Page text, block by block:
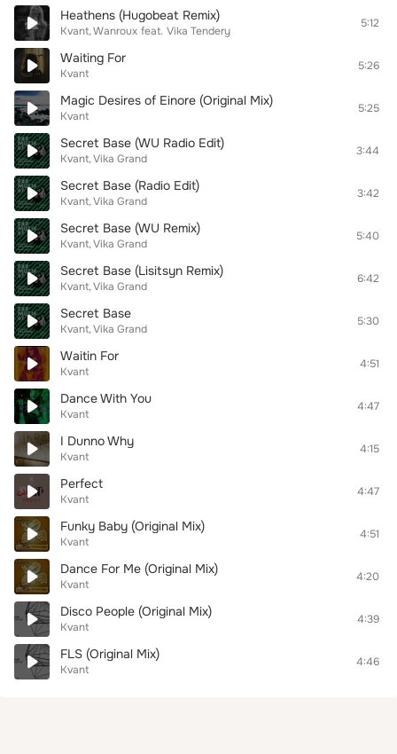
Heathens (Hugobeat Remix)
Kvant Wanroux feat. Vika Tendery
5:12
Waiting For
Kvant
5:26
Magic Desires of Einore (Original Mix)
Kvant
5:25
Secret Base (WU Radio Edit)
Kvant Vika Grand
3:44
Secret Base (Radio Edit)
Kvant Vika Grand
3:42
Secret Base (WU Remix)
Kvant Vika Grand
5:40
Secret Base (Lisitsyn Remix)
Kvant Vika Grand
6:42
Secret Base
Kvant Vika Grand
5:30
Waitin For
Kvant
4:51
Dance With You
Kvant
4:47
I Dunno Why
Kvant
4:15
Perfect
Kvant
4:47
Funky Baby (Original Mix)
Kvant
4:51
Dance For Me (Original Mix)
Kvant
4:20
Disco People (Original Mix)
Kvant
4:39
FLS (Original Mix)
Kvant
4:46